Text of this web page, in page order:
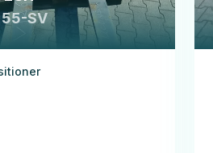
55-SV